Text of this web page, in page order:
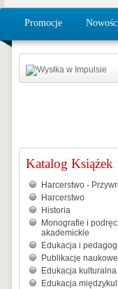
Promocje
Katalog Książek
Harcerstwo -
Harcerstwo
Historia
Monografie i
akademickie
Edukacja i
Publikacje naukowe
Edukacja kulturalna
Edukacja